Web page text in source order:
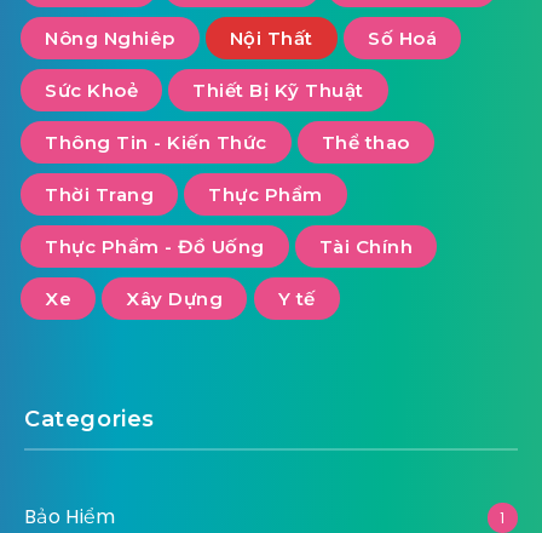
Nông Nghiêp Nội Thất Số Hoá
Sức Khoẻ Thiết Bị Kỹ Thuật
Thông Tin - Kiến Thức Thể thao
Thời Trang Thực Phẩm
Thực Phẩm - Đồ Uống Tài Chính
Xe Xây Dựng Y tế
Categories
Bảo Hiểm 1